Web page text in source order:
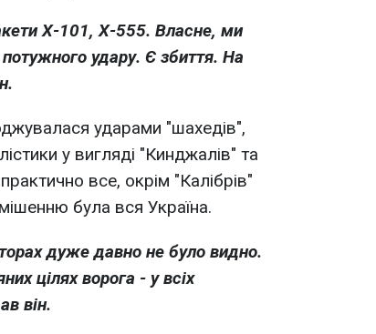
Х-101, Х-555. Власне, ми
удару. Є збиття. На
ударами "шахедів",
у вигляді "Кинджалів" та
все, окрім "Калібрів"
була вся Україна.
дуже давно не було видно.
цілях ворога - у всіх
він.